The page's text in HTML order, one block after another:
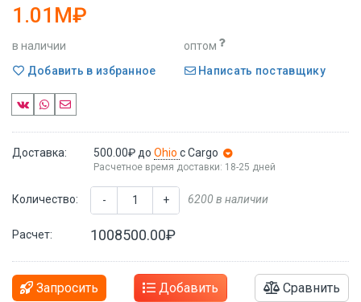
1.01M₽
в наличии
оптом
Добавить в избранное
Написать поставщику
Доставка: 500.00₽ до Ohio с Cargo
Расчетное время доставки: 18-25 дней
Количество: - + 6200 в наличии
Расчет: 1008500.00₽
Запросить Добавить Сравнить